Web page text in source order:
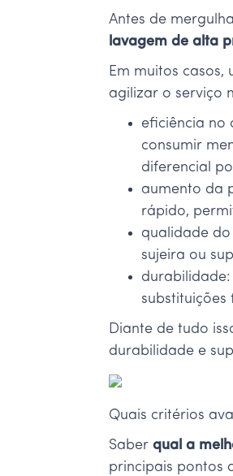
Antes de
lavagem de alta
Em muitos
agilizar o serviço
eficiência no
consumir
diferencial
aumento da
rápido,
qualidade
sujeira ou
substituições
Diante de tudo
durabilidade e
Quais critérios
Saberqual a
principais pontos